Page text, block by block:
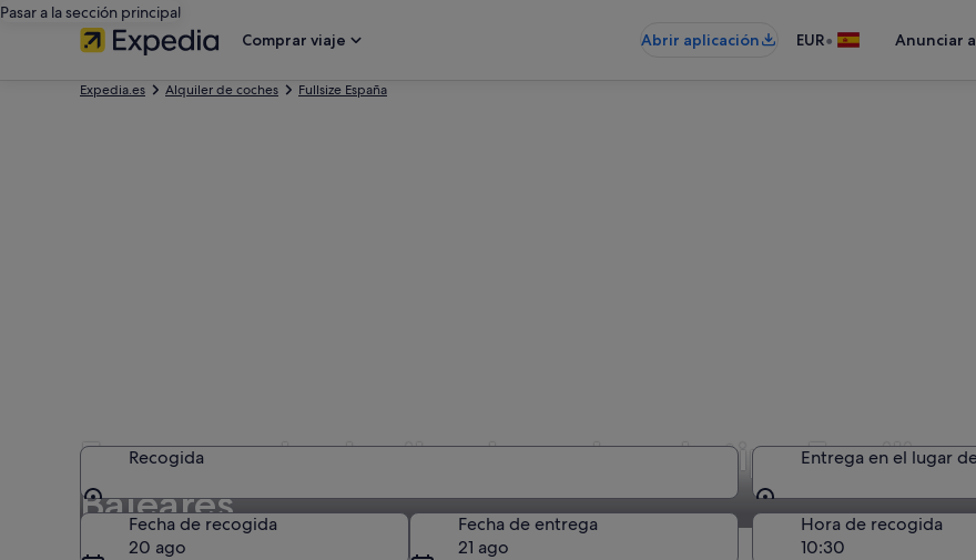
Pasar a la sección principal
Comprar viaje
Abrir aplicación EUR• Anunciar
Expedia.es Alquiler de coches Fullsize España
Empresas de alquiler de coches de tipo Familiar
Baleares
Recogida
Recogida
Entrega en el lugar
Entrega en el lugar
Fecha de recogida
20 ago
Fecha de entrega
21 ago
Hora de recogida